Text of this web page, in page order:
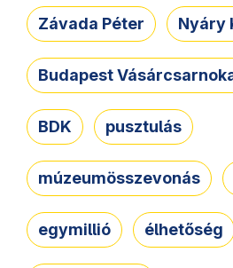
Závada Péter Nyáry
Budapest
BDK pusztulás
múzeumösszevonás
egymillió élhetőség